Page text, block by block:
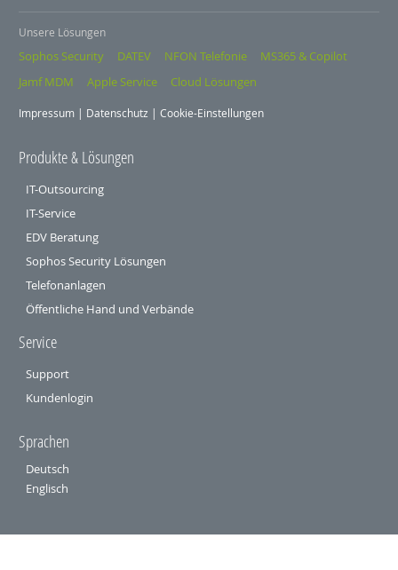
Unsere Lösungen
Sophos Security DATEV NFON Telefonie
MS365 & Copilot
Jamf MDM
Apple Service Cloud Lösungen
Impressum | Datenschutz |Cookie-Einstellungen
Produkte & Lösungen
IT-Outsourcing
IT-Service
EDV Beratung
Sophos Security Lösungen
Telefonanlagen
Öffentliche Hand und Verbände
Service
Support
Kundenlogin
Sprachen
Deutsch
Englisch